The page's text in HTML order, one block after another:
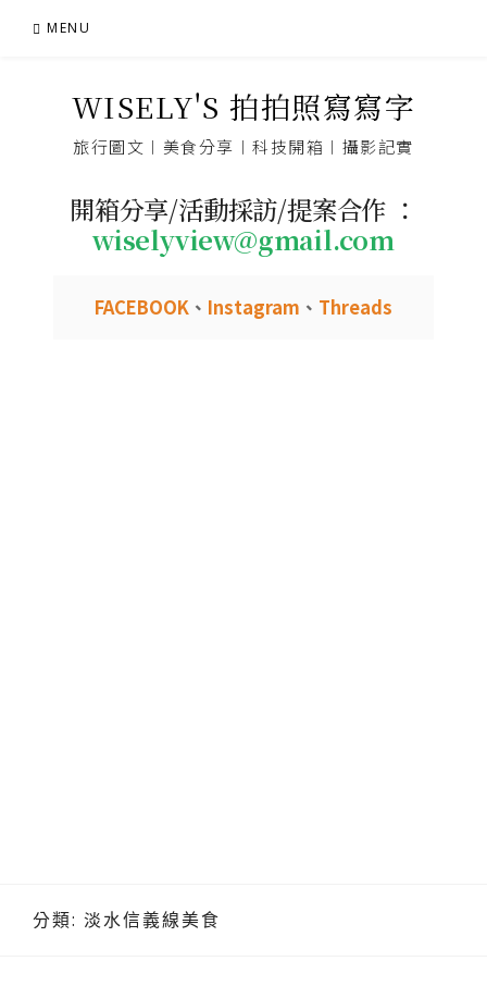
MENU
WISELY'S 拍拍照寫寫字
旅行圖文︱美食分享︱科技開箱︱攝影記實
開箱分享/活動採訪/提案合作 ：
wiselyview@gmail.com
FACEBOOK 、 Instagram 、 Threads
分類: 淡水信義線美食